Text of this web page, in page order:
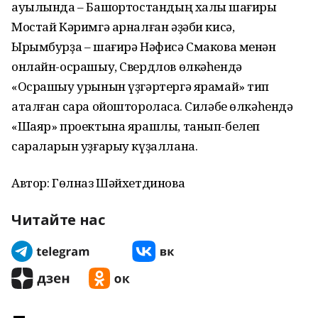
ауылында – Башҡортостандың халыҡ шағиры
Мостай Кәримгә арналған әҙәби кисә,
Ырымбурҙа – шағирә Нәфисә Смакова менән
онлайн-осрашыу, Свердлов өлкәһендә
«Осрашыу урынын үҙгәртергә ярамай» тип
аталған сара ойоштороласаҡ. Силәбе өлкәһендә
«Шаяр» проектына ярашлы, танып-белеп
сараларын уҙғарыу күҙаллана.
Автор: Гөлназ Шәйхетдинова
Читайте нас